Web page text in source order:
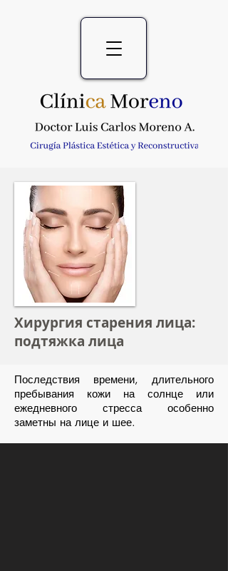
Хирургия старения лица:
подтяжка лица
Последствия времени, длительного
пребывания кожи на солнце или
ежедневного стресса особенно
заметны на лице и шее.